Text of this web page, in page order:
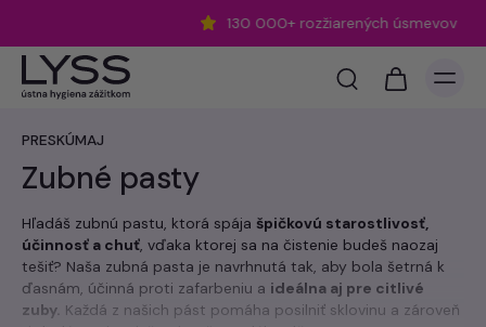
130 000+ rozžiarených úsmevov
PRESKÚMAJ
Zubné pasty
Hľadáš zubnú pastu, ktorá spája špičkovú starostlivosť,
účinnosť a chuť, vďaka ktorej sa na čistenie budeš naozaj
tešiť? Naša zubná pasta je navrhnutá tak, aby bola šetrná k
ďasnám, účinná proti zafarbeniu a ideálna aj pre citlivé
zuby. Každá z našich pást pomáha posilniť sklovinu a zároveň